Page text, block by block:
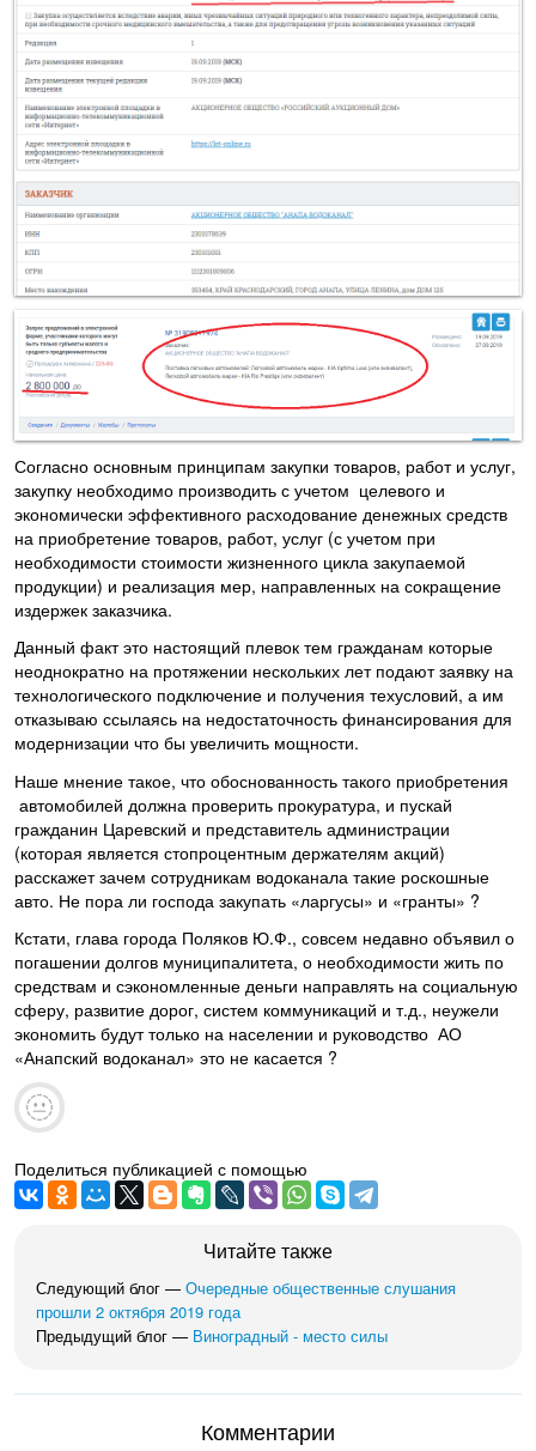
Согласно основным принципам закупки товаров, работ и услуг,
закупку необходимо производить с учетом целевого и
экономически эффективного расходование денежных средств
на приобретение товаров, работ, услуг (с учетом при
необходимости стоимости жизненного цикла закупаемой
продукции) и реализация мер, направленных на сокращение
издержек заказчика.
Данный факт это настоящий плевок тем гражданам которые
неоднократно на протяжении нескольких лет подают заявку на
технологического подключение и получения техусловий, а им
отказываю ссылаясь на недостаточность финансирования для
модернизации что бы увеличить мощности.
Наше мнение такое, что обоснованность такого приобретения
автомобилей должна проверить прокуратура, и пускай
гражданин Царевский и представитель администрации
(которая является стопроцентным держателям акций)
расскажет зачем сотрудникам водоканала такие роскошные
авто. Не пора ли господа закупать «ларгусы» и «гранты» ?
Кстати, глава города Поляков Ю.Ф., совсем недавно объявил о
погашении долгов муниципалитета, о необходимости жить по
средствам и сэкономленные деньги направлять на социальную
сферу, развитие дорог, систем коммуникаций и т.д., неужели
экономить будут только на населении и руководство АО
«Анапский водоканал» это не касается ?
Поделиться публикацией с помощью
Читайте также
Следующий блог — Очередные общественные слушания
прошли 2 октября 2019 года
Предыдущий блог — Виноградный - место силы
Комментарии